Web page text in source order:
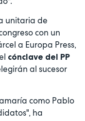
unitaria de
con un
a Europa Press,
cónclave del PP
al sucesor
como Pablo
ha